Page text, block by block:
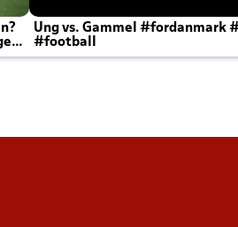
Ung vs. Gammel #fordanmark
#football